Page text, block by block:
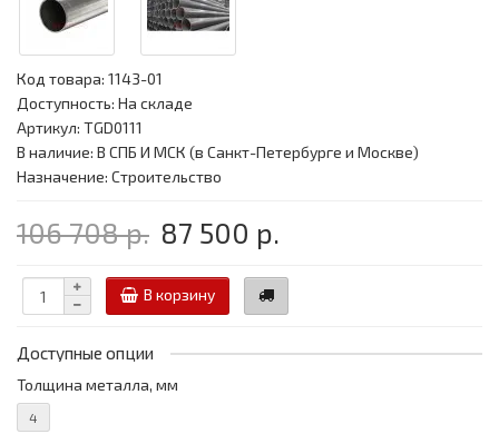
Код товара: 1143-01
Доступность: На складе
Артикул: TGD0111
В наличие: В СПБ И МСК (в Санкт-Петербурге и Москве)
Назначение: Строительство
106 708 р. 87 500 р.
В корзину
Доступные опции
Толщина металла, мм
4